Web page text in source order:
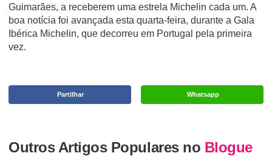
Guimarães, a receberem uma estrela Michelin cada um. A
boa notícia foi avançada esta quarta-feira, durante a Gala
Ibérica Michelin, que decorreu em Portugal pela primeira
vez.
Whatsapp
Partilhar
Outros Artigos Populares no Blogue